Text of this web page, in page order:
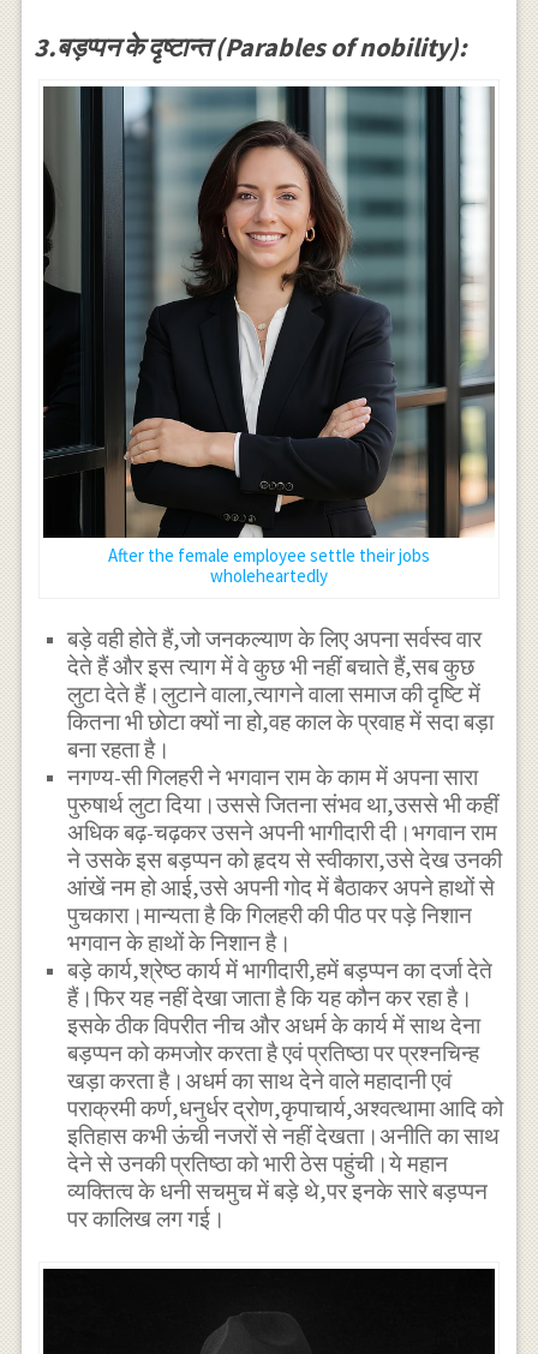
3.बड़प्पन के दृष्टान्त (Parables of nobility):
After the female employee settle their jobs
wholeheartedly
बड़े वही होते हैं,जो जनकल्याण के लिए अपना सर्वस्व वार
देते हैं और इस त्याग में वे कुछ भी नहीं बचाते हैं,सब कुछ
लुटा देते हैं।लुटाने वाला,त्यागने वाला समाज की दृष्टि में
कितना भी छोटा क्यों ना हो,वह काल के प्रवाह में सदा बड़ा
बना रहता है।
नगण्य-सी गिलहरी ने भगवान राम के काम में अपना सारा
पुरुषार्थ लुटा दिया।उससे जितना संभव था,उससे भी कहीं
अधिक बढ़-चढ़कर उसने अपनी भागीदारी दी।भगवान राम
ने उसके इस बड़प्पन को हृदय से स्वीकारा,उसे देख उनकी
आंखें नम हो आई,उसे अपनी गोद में बैठाकर अपने हाथों से
पुचकारा।मान्यता है कि गिलहरी की पीठ पर पड़े निशान
भगवान के हाथों के निशान है।
बड़े कार्य,श्रेष्ठ कार्य में भागीदारी,हमें बड़प्पन का दर्जा देते
हैं।फिर यह नहीं देखा जाता है कि यह कौन कर रहा है।
इसके ठीक विपरीत नीच और अधर्म के कार्य में साथ देना
बड़प्पन को कमजोर करता है एवं प्रतिष्ठा पर प्रश्नचिन्ह
खड़ा करता है।अधर्म का साथ देने वाले महादानी एवं
पराक्रमी कर्ण,धनुर्धर द्रोण,कृपाचार्य,अश्वत्थामा आदि को
इतिहास कभी ऊंची नजरों से नहीं देखता।अनीति का साथ
देने से उनकी प्रतिष्ठा को भारी ठेस पहुंची।ये महान
व्यक्तित्व के धनी सचमुच में बड़े थे,पर इनके सारे बड़प्पन
पर कालिख लग गई।